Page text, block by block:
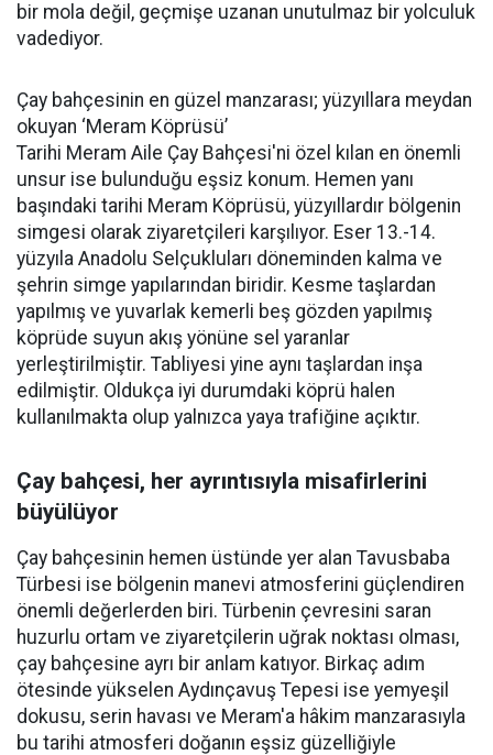
bir mola değil, geçmişe uzanan unutulmaz bir yolculuk
vadediyor.
Çay bahçesinin en güzel manzarası; yüzyıllara meydan
okuyan ‘Meram Köprüsü’
Tarihi Meram Aile Çay Bahçesi'ni özel kılan en önemli
unsur ise bulunduğu eşsiz konum. Hemen yanı
başındaki tarihi Meram Köprüsü, yüzyıllardır bölgenin
simgesi olarak ziyaretçileri karşılıyor. Eser 13.-14.
yüzyıla Anadolu Selçukluları döneminden kalma ve
şehrin simge yapılarından biridir. Kesme taşlardan
yapılmış ve yuvarlak kemerli beş gözden yapılmış
köprüde suyun akış yönüne sel yaranlar
yerleştirilmiştir. Tabliyesi yine aynı taşlardan inşa
edilmiştir. Oldukça iyi durumdaki köprü halen
kullanılmakta olup yalnızca yaya trafiğine açıktır.
Çay bahçesi, her ayrıntısıyla misafirlerini
büyülüyor
Çay bahçesinin hemen üstünde yer alan Tavusbaba
Türbesi ise bölgenin manevi atmosferini güçlendiren
önemli değerlerden biri. Türbenin çevresini saran
huzurlu ortam ve ziyaretçilerin uğrak noktası olması,
çay bahçesine ayrı bir anlam katıyor. Birkaç adım
ötesinde yükselen Aydınçavuş Tepesi ise yemyeşil
dokusu, serin havası ve Meram'a hâkim manzarasıyla
bu tarihi atmosferi doğanın eşsiz güzelliğiyle